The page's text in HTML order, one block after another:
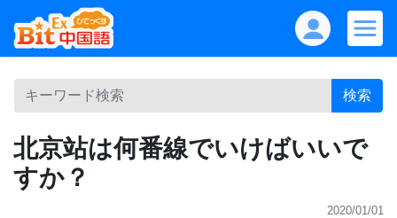
検索
北京站は何番線でいけばいいで
すか？
2020/01/01